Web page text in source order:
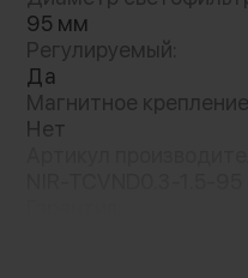
95 мм
Регулируемый:
Да
Магнитное крепление:
Нет